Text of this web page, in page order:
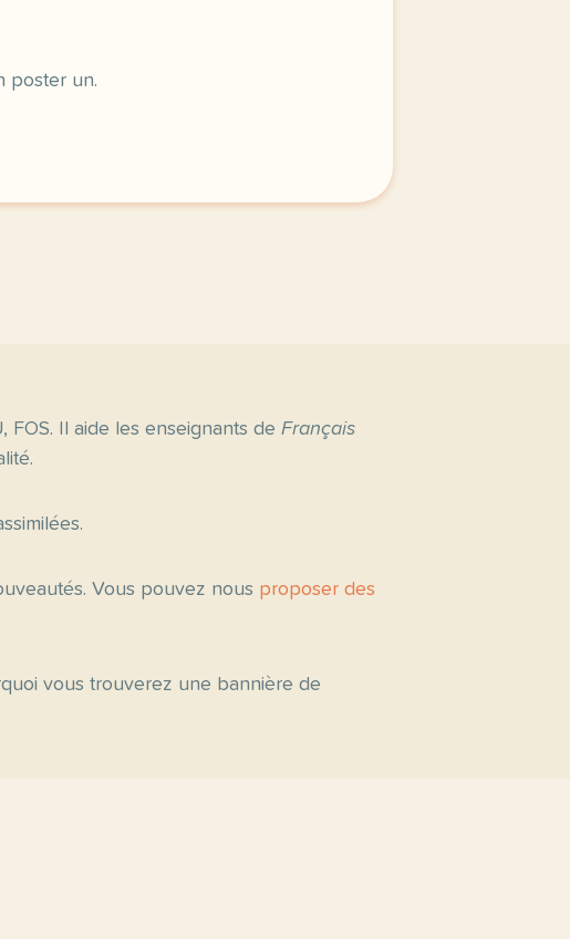
poster un.
FOS. Il aide les enseignants de Français
Vous pouvez nous proposer des
vous trouverez une bannière de